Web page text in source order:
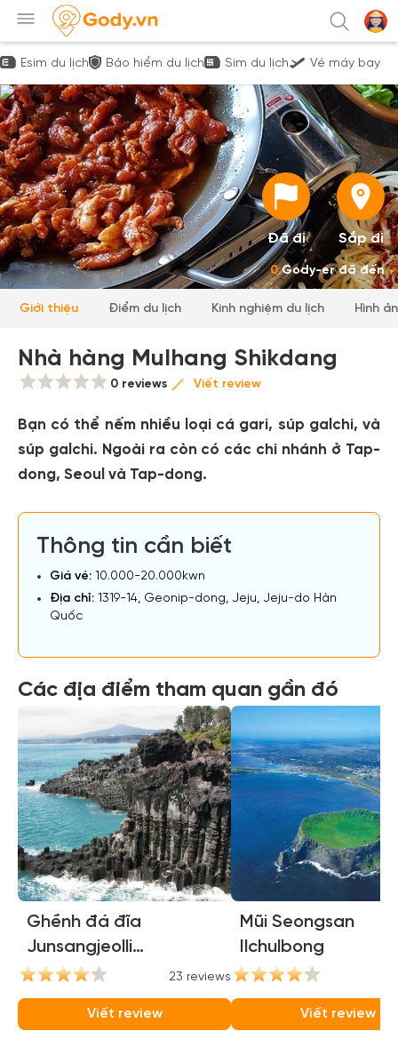
Esim du lịch Bảo hiểm du lịch Sim du lịch Vé máy bay
Đã đi Sắp đi
0Gody-er đã đến
Giới thiệu Điểm du lịch Kinh nghiệm du lịch Hình
Nhà hàng Mulhang Shikdang
0 reviews Viết review
Bạn có thể nếm nhiều loại cá gari, súp galchi, và
súp galchi. Ngoài ra còn có các chi nhánh ở Tap-
dong, Seoul và Tap-dong.
Thông tin cần biết
Giá vé: 10.000-20.000kwn
Địa chỉ: 1319-14, Geonip-dong, Jeju, Jeju-do Hàn
Quốc
Các địa điểm tham quan gần đó
Ghềnh đá đĩa
Junsangjeolli
(Jusangjeolli Cliffs)23 reviews
Viết review
Mũi Seongsan
Ilchulbong
Viết review